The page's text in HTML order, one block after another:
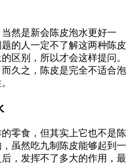
然是新会陈皮泡水更好一
的人一定不了解这两种陈皮
区别，所以才会这样提问。
久之，陈皮是完全不适合泡
零食，但其实上它也不是陈
虽然吃九制陈皮能够起到一
，发挥不了多大的作用，最